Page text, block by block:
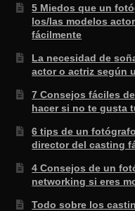
5 Miedos que un
los/las modelos
fácilmente
La necesidad de
actor o actriz según
7 Consejos fáciles
hacer si no te gusta
6 tips de un
director del casting
4 Consejos de un
networking si eres
Todo sobre los